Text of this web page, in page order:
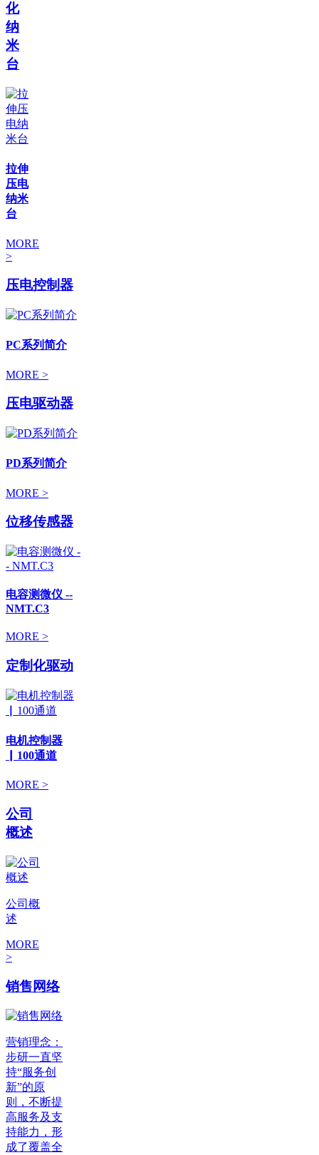
化
纳
米
台
拉伸
压电
纳米
台
MORE
>
压电控制器
PC系列简介
MORE >
压电驱动器
PD系列简介
MORE >
位移传感器
电容测微仪 --
NMT.C3
MORE >
定制化驱动
电机控制器
▏100通道
MORE >
公司
概述
公司概
述
MORE
>
销售网络
营销理念：
步研一直坚
持“服务创
新”的原
则，不断提
高服务及支
持能力，形
成了覆盖全